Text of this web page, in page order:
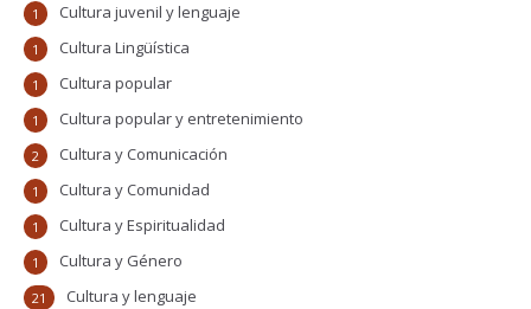
Cultura juvenil y lenguaje
1
Cultura Lingüística
1
Cultura popular
1
Cultura popular y entretenimiento
1
Cultura y Comunicación
2
Cultura y Comunidad
1
Cultura y Espiritualidad
1
Cultura y Género
1
Cultura y lenguaje
21